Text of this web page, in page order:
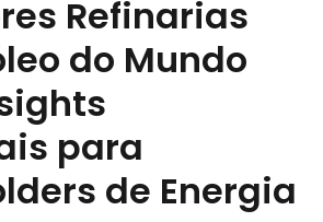
Refinarias
do Mundo
para
de Energia